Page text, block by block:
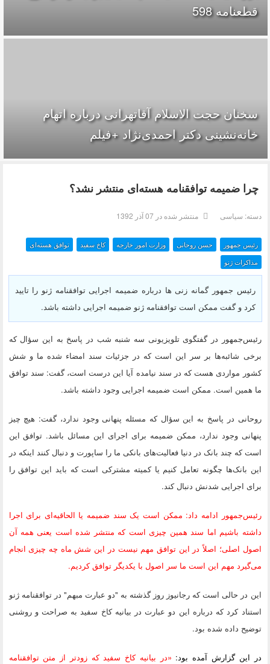
قطعنامه 598
سخنان حجت الاسلام آقاتهرانی درباره اتهام
خانه‌نشینی دکتر احمدی‌نژاد +فیلم
چرا ضمیمه توافقنامه هسته‌ای منتشر نشد؟
دسته: سیاسی منتشر شده در 07 آذر 1392
رئیس جمهور حسن روحانی وزارت امور خارجه کاخ سفید
توافق هسته‌ای
مذاکرات ژنو
رئیس جمهور گمانه زنی ها درباره ضمیمه اجرایی توافقنامه ژنو را تایید
کرد و گفت ممکن است توافقنامه ژنو ضمیمه اجرایی داشته باشد.
رئیس‌جمهور در گفتگوی تلویزیونی سه شنبه شب در پاسخ به این سؤال که
برخی شائبه‌ها بر سر این است که در جزئیات سند امضاء شده ما و شش
کشور مواردی هست که در سند نیامده آیا این درست است، گفت: سند توافق
ما همین است. ممکن است ضمیمه اجرایی وجود داشته باشد.
روحانی در پاسخ به این سؤال که مسئله پنهانی وجود ندارد، گفت: هیچ چیز
پنهانی وجود ندارد، ممکن ضمیمه برای اجرای این مسائل باشد. توافق این
است که چند بانک در دنیا فعالیت‌های بانکی ما را ساپورت و دنبال کنند اینکه در
این بانک‌ها چگونه تعامل کنیم یا کمیته مشترکی است که باید این توافق را
برای اجرایی شدنش دنبال کند.
رئیس‌جمهور ادامه داد: ممکن است یک سند ضمیمه یا الحاقیه‌ای برای اجرا
داشته باشیم اما سند همین چیزی است که منتشر شده است یعنی همه آن
اصول اصلی؛ اصلاً در این توافق مهم نیست در این شش ماه چه چیزی انجام
می‌گیرد مهم این است ما سر اصول با یکدیگر توافق کردیم.
این در حالی است که رجانیوز روز گذشته به "دو عبارت مبهم" در توافقنامه ژنو
استناد کرد که درباره این دو عبارت در بیانیه کاخ سفید به صراحت و روشنی
توضیح داده شده بود.
در این گزارش آمده بود: «در بیانیه کاخ سفید که زودتر از متن توافقنامه